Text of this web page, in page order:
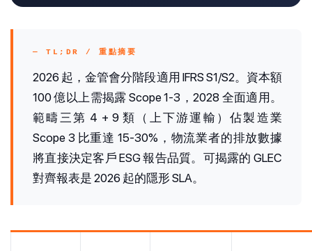
— TL;DR / 重點摘要
2026 起，金管會分階段適用 IFRS S1/S2。資本額
100 億以上需揭露 Scope 1-3，2028 全面適用。
範疇三第 4 + 9 類（上下游運輸）佔製造業
Scope 3 比重達 15-30%，物流業者的排放數據
將直接決定客戶 ESG 報告品質。可揭露的 GLEC
對齊報表是 2026 起的隱形 SLA。